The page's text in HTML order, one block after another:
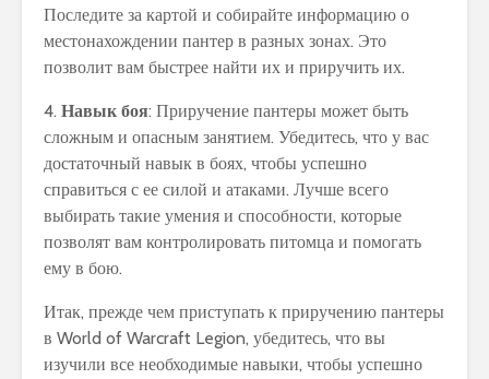
Последите за картой и собирайте информацию о
местонахождении пантер в разных зонах. Это
позволит вам быстрее найти их и приручить их.
4. Навык боя: Приручение пантеры может быть
сложным и опасным занятием. Убедитесь, что у вас
достаточный навык в боях, чтобы успешно
справиться с ее силой и атаками. Лучше всего
выбирать такие умения и способности, которые
позволят вам контролировать питомца и помогать
ему в бою.
Итак, прежде чем приступать к приручению пантеры
в World of Warcraft Legion, убедитесь, что вы
изучили все необходимые навыки, чтобы успешно